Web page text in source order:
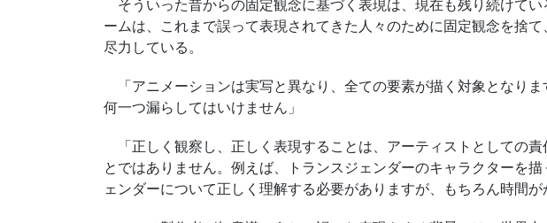
そういった昔からの固定観念に基づく表現は、現在も残り続けてい
ームは、これまで誤って表現されてきた人々のために固定観念を捨
尽力している。
「アニメーションは実写と異なり、全ての要素が描く対象となりま
何一つ漏らしてはいけません」
「正しく観察し、正しく表現することは、アーティストとしての責
とではありません。例えば、トランスジェンダーのキャラクターを
ェンダーについて正しく理解する必要がありますが、もちろん時間が